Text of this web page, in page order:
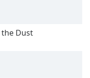
Dust